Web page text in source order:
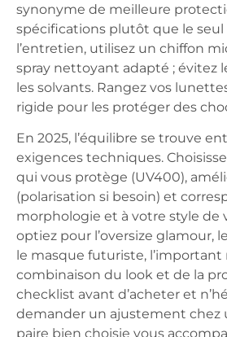
synonyme de meilleure
spécifications plutôt que le seul
l’entretien, utilisez un chiffon
spray nettoyant adapté ; évitez
les solvants. Rangez vos
rigide pour les protéger des
En 2025, l’équilibre se trouve
exigences techniques.
qui vous protège (UV400),
(polarisation si besoin) et
morphologie et à votre style de
optiez pour l’oversize glamour,
le masque futuriste, l’important
combinaison du look et de la
checklist avant d’acheter et
demander un ajustement chez
paire bien choisie vous